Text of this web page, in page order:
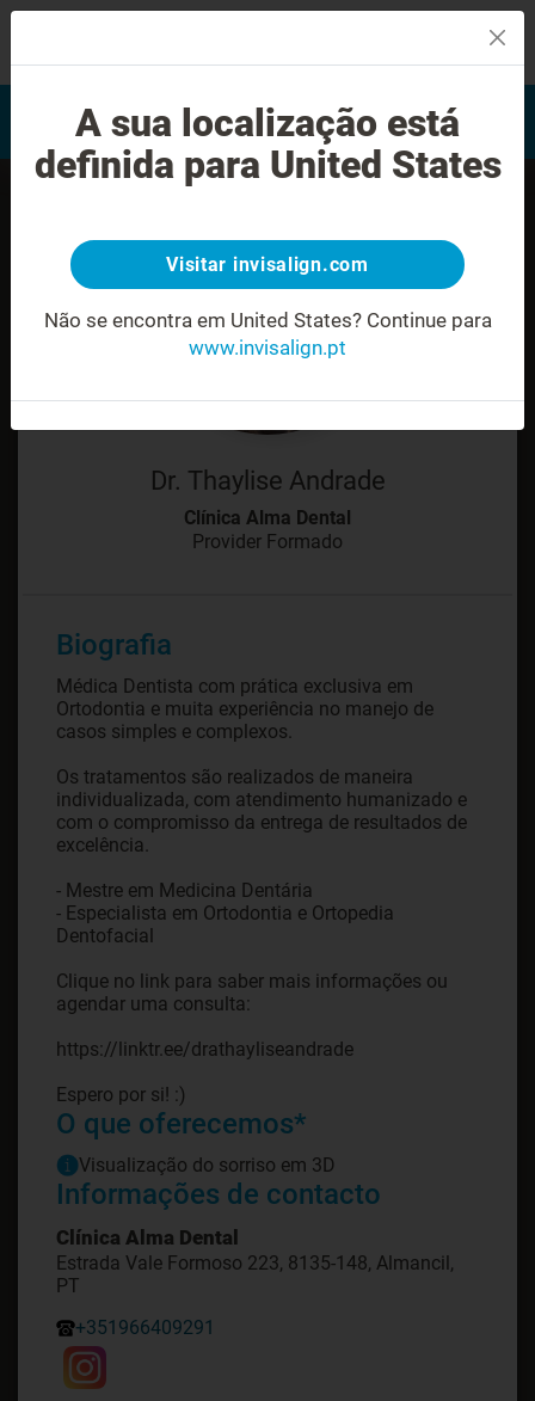
Avaliação do sorriso
Encontrar um Invisalign
provider
Dr. Thaylise Andrade
Clínica Alma Dental
Provider Formado
Biografia
Médica Dentista com prática exclusiva em
Ortodontia e muita experiência no manejo de
casos simples e complexos.
Os tratamentos são realizados de maneira
individualizada, com atendimento humanizado e
com o compromisso da entrega de resultados de
excelência.
- Mestre em Medicina Dentária
- Especialista em Ortodontia e Ortopedia
Dentofacial
Clique no link para saber mais informações ou
agendar uma consulta:
https://linktr.ee/drathayliseandrade
Espero por si! :)
O que oferecemos*
Visualização do sorriso em 3D
Informações de contacto
Clínica Alma Dental
Estrada Vale Formoso 223, 8135-148, Almancil,
PT
+351966409291
A sua localização está
definida para United States
Visitar invisalign.com
Não se encontra em United States? Continue para
www.invisalign.pt